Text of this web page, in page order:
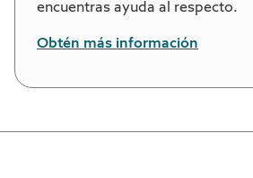
encuentras ayuda al respecto.
Obtén más información